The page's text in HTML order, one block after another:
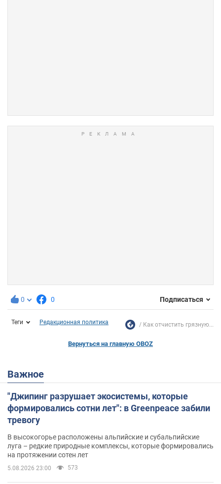
0 0 Подписаться
Теги Редакционная политика Как отчистить грязную...
Вернуться на главную OBOZ
Важное
"Джипинг разрушает экосистемы, которые
формировались сотни лет": в Greenpeace забили
тревогу
В высокогорье расположены альпийские и субальпийские
луга – редкие природные комплексы, которые формировались
на протяжении сотен лет
5.08.2026 23:00 573